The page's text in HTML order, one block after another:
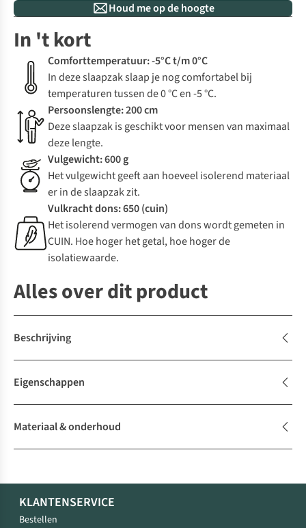
Houd me op de hoogte
In 't kort
Comforttemperatuur: -5°C t/m 0°C
In deze slaapzak slaap je nog comfortabel bij
temperaturen tussen de 0 °C en -5 °C.
Persoonslengte: 200 cm
Deze slaapzak is geschikt voor mensen van maximaal
deze lengte.
Vulgewicht: 600 g
Het vulgewicht geeft aan hoeveel isolerend materiaal
er in de slaapzak zit.
Vulkracht dons: 650 (cuin)
Het isolerend vermogen van dons wordt gemeten in
CUIN. Hoe hoger het getal, hoe hoger de
isolatiewaarde.
Alles over dit product
Beschrijving
Eigenschappen
Materiaal & onderhoud
KLANTENSERVICE
Bestellen